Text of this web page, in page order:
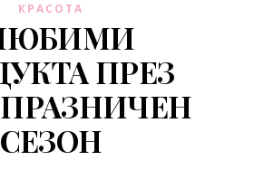
КРАСОТА
ПРЕЗ
СЕЗОН